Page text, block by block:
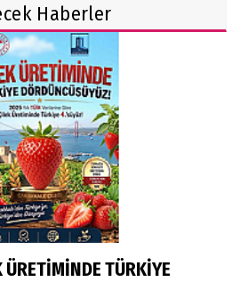
Haberler
TÜRKİYE